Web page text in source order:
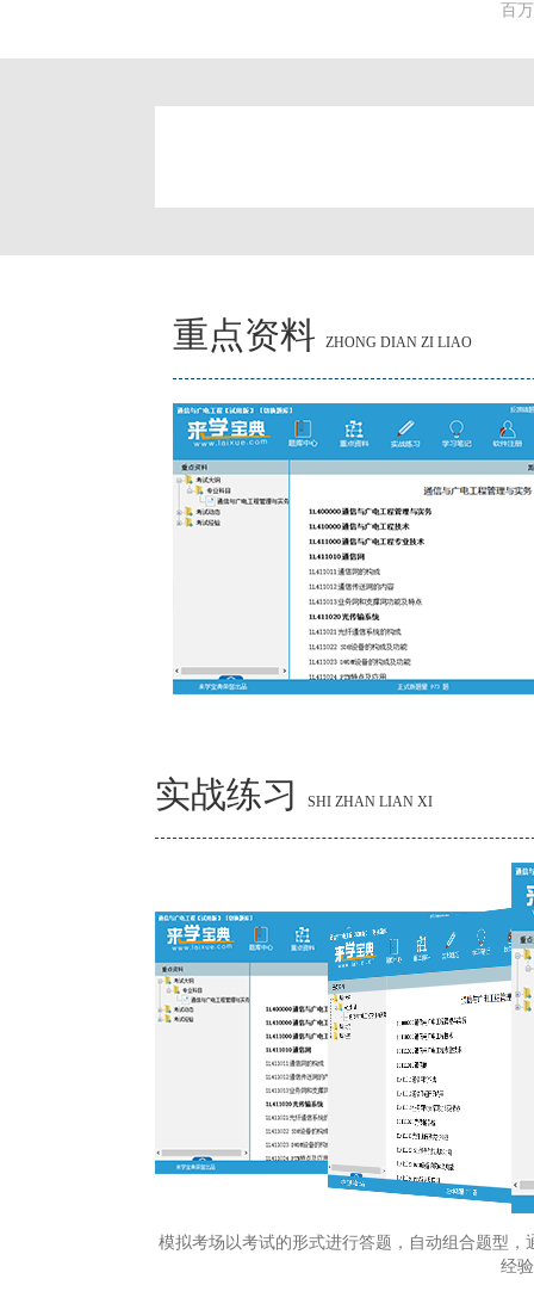
百
重点资料 ZHONG DIAN ZI LIAO
实战练习 SHI ZHAN LIAN XI
模拟考场以考试的形式进行答题，自动组合题型
经